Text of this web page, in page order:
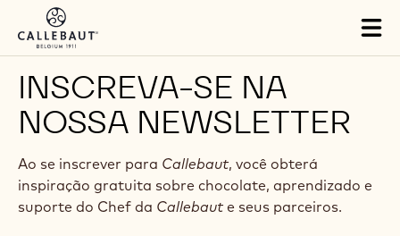
Skip to main content
INSCREVA-SE NA
NOSSA NEWSLETTER
Ao se inscrever para Callebaut, você obterá
inspiração gratuita sobre chocolate, aprendizado e
suporte do Chef da Callebaut e seus parceiros.